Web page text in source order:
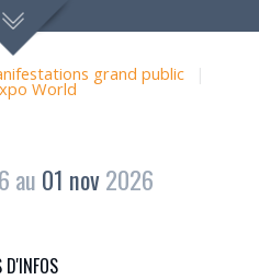
grand public |
World
au 01 nov2026
D'INFOS